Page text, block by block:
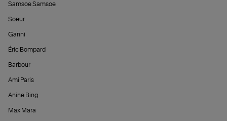
Samsoe Samsoe
Soeur
Ganni
Éric Bompard
Barbour
Ami Paris
Anine Bing
Max Mara